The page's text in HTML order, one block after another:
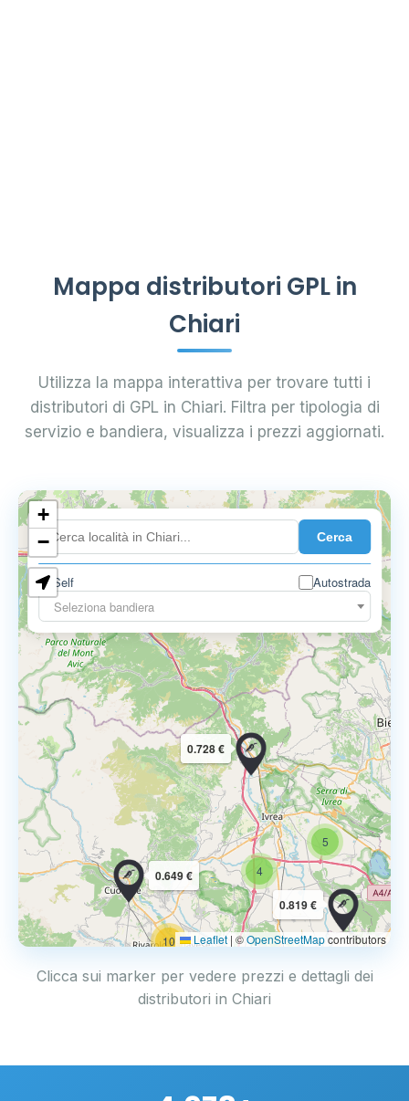
Mappa distributori GPL in
Chiari
Utilizza la mappa interattiva per trovare tutti i
distributori di GPL in Chiari. Filtra per tipologia di
servizio e bandiera, visualizza i prezzi aggiornati.
Cerca
Self
Autostrada
Seleziona bandiera
10
4
5
0.819 €
0.649 €
0.728 €
+
−
Leaflet | ©OpenStreetMapcontributors
Clicca sui marker per vedere prezzi e dettagli dei
distributori in Chiari